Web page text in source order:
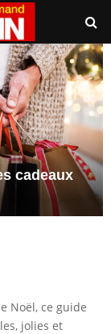
cadeaux
Noël, ce guide
jolies et